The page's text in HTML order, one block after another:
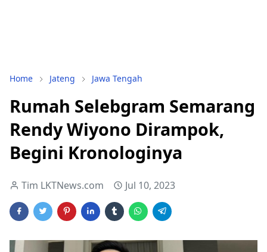
Home Jateng Jawa Tengah
Rumah Selebgram Semarang
Rendy Wiyono Dirampok,
Begini Kronologinya
Tim LKTNews.com Jul 10, 2023